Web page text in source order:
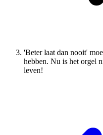
'Beter laat dan nooit'
hebben. Nu is het orgel
leven!